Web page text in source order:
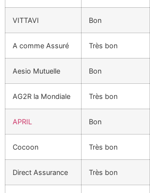
VITTAVI Bon
A comme Assuré Très bon
Aesio Mutuelle Bon
AG2R la Mondiale Très bon
APRIL Bon
Cocoon Très bon
Direct Assurance Très bon